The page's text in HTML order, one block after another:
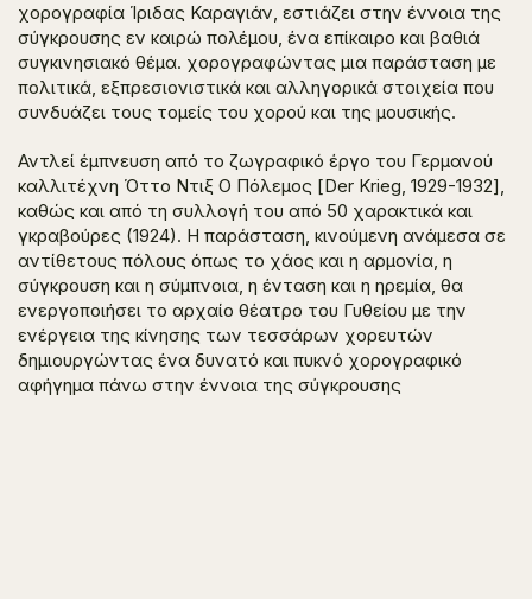
χορογραφία Ίριδας Καραγιάν, εστιάζει στην έννοια της
σύγκρουσης εν καιρώ πολέμου, ένα επίκαιρο και βαθιά
συγκινησιακό θέμα. χορογραφώντας μια παράσταση με
πολιτικά, εξπρεσιονιστικά και αλληγορικά στοιχεία που
συνδυάζει τους τομείς του χορού και της μουσικής.
Αντλεί έμπνευση από το ζωγραφικό έργο του Γερμανού
καλλιτέχνη Όττο Ντιξ Ο Πόλεμος [Der Krieg, 1929-1932],
καθώς και από τη συλλογή του από 50 χαρακτικά και
γκραβούρες (1924). Η παράσταση, κινούμενη ανάμεσα σε
αντίθετους πόλους όπως το χάος και η αρμονία, η
σύγκρουση και η σύμπνοια, η ένταση και η ηρεμία, θα
ενεργοποιήσει το αρχαίο θέατρο του Γυθείου με την
ενέργεια της κίνησης των τεσσάρων χορευτών
δημιουργώντας ένα δυνατό και πυκνό χορογραφικό
αφήγημα πάνω στην έννοια της σύγκρουσης